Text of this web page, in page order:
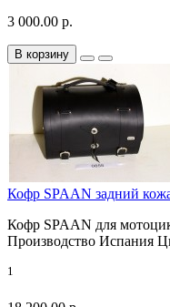
3 000.00 р.
В корзину
Кофр SPAAN задний
Кофр SPAAN для
Производство Испания
1